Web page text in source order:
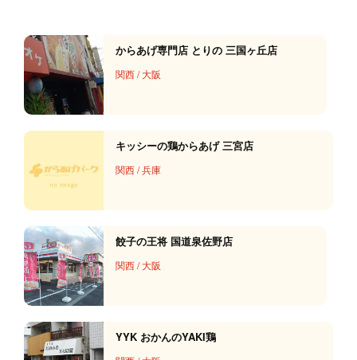
からあげ専門店 とりの 三国ヶ丘店
関西/大阪
キッシーの鶏からあげ 三宮店
関西/兵庫
餃子の王将 国道泉佐野店
関西/大阪
YYK おかんのYAKI鶏